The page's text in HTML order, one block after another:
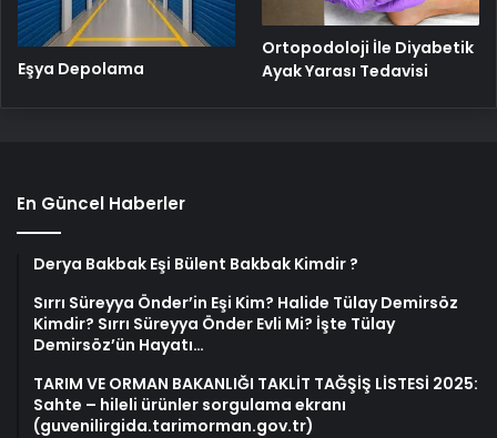
Eşya Depolama
Ortopodoloji İle Diyabetik
Ayak Yarası Tedavisi
En Güncel Haberler
Derya Bakbak Eşi Bülent Bakbak Kimdir ?
Sırrı Süreyya Önder’in Eşi Kim? Halide Tülay Demirsöz
Kimdir? Sırrı Süreyya Önder Evli Mi? İşte Tülay
Demirsöz’ün Hayatı…
TARIM VE ORMAN BAKANLIĞI TAKLİT TAĞŞİŞ LİSTESİ 2025:
Sahte – hileli ürünler sorgulama ekranı
(guvenilirgida.tarimorman.gov.tr)